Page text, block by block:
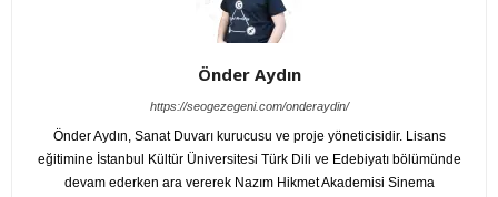
Önder Aydın
https://seogezegeni.com/onderaydin/
Önder Aydın, Sanat Duvarı kurucusu ve proje yöneticisidir. Lisans
eğitimine İstanbul Kültür Üniversitesi Türk Dili ve Edebiyatı bölümünde
devam ederken ara vererek Nazım Hikmet Akademisi Sinema